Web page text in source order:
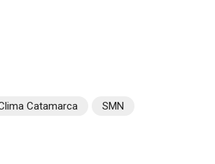
Catamarca SMN